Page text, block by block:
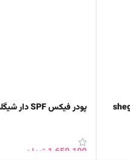
پودر فیکس SPF دار شیگلم sheglam
1,650,100 تومان